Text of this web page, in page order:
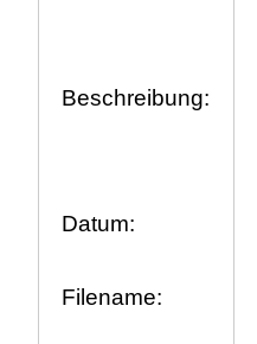
Beschreibung:
Datum:
Filename: